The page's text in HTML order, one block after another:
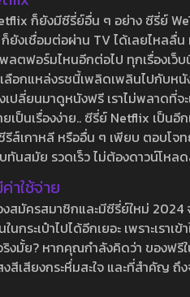
ก็ยังมีซีรี่ย์อื่น ๆ อย่าง ซีรี่ย์
ยังเชื่อมต่อผ่าน TV ได้เลยไหลลื่
ลตฟอร์มไหนอีกต่อไป ทุกเรื่องเว็
ลือกแหล่งรชนี้เพลิดเพลินไปกับห
ปลี่ยนมาดูหนังฟรี เราไม่พลาดที่
เป็นเรื่องง่าย.. ซีรี่ย์ Netflix เป็น
ส์เกาหลี หรืออื่น ๆ เพียบ ตอบโจท
ทันสมัย รวดเร็ว ไม่ต้องดาวน์โห
าใช้จ่าย
งสมัครสมาชิกและมีซีรี่ย์ใหม่
นกระเป๋าไปได้อีกเยอะ เพราะเร
งมั้ย? หากคุณกำลังคิดว่า ของฟ
สีเสียงกระหึ่มสะใจ และที่สำคัญ